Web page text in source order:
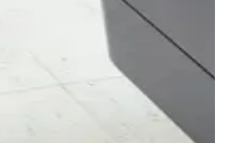
延续了该系列的优雅现代风格。共有
选择——石墨超哑光表面还额外涂有防
洗脸盆柜配有两个抽屉，提供了额外
抽屉和抽屉可选配枫木或胡桃木内
子呈圆形，亮度舒适。它们配有环形